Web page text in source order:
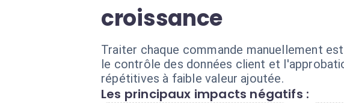
croissance
Traiter chaque commande manuellement
le contrôle des données client et
répétitives à faible valeur ajoutée.
Les principaux impacts négatifs :